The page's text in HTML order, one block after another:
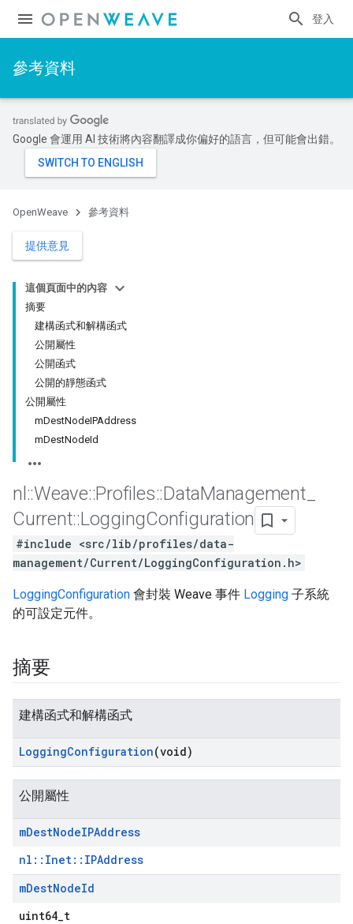
登入
參考資料
Google 會運用 AI 技術將內容翻譯成你偏好的語言，但可能會出錯。
OpenWeave 參考資料
提供意見
這個頁面中的內容
摘要
建構函式和解構函式
公開屬性
公開函式
公開的靜態函式
公開屬性
mDestNodeIPAddress
mDestNodeId
nl ::Weave::Profiles::DataManagement
Current::LoggingConfiguration
#include <src/lib/profiles/data-
management/Current/LoggingConfiguration.h>
LoggingConfiguration 會封裝 Weave 事件 Logging 子系統
的可設定元件。
摘要
建構函式和解構函式
LoggingConfiguration(void)
公開屬性
mDestNodeIPAddress
nl::Inet::IPAddress
mDestNodeId
uint64_t